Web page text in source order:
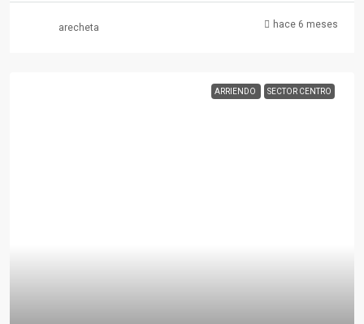
arecheta hace 6 meses
ARRIENDO SECTOR CENTRO